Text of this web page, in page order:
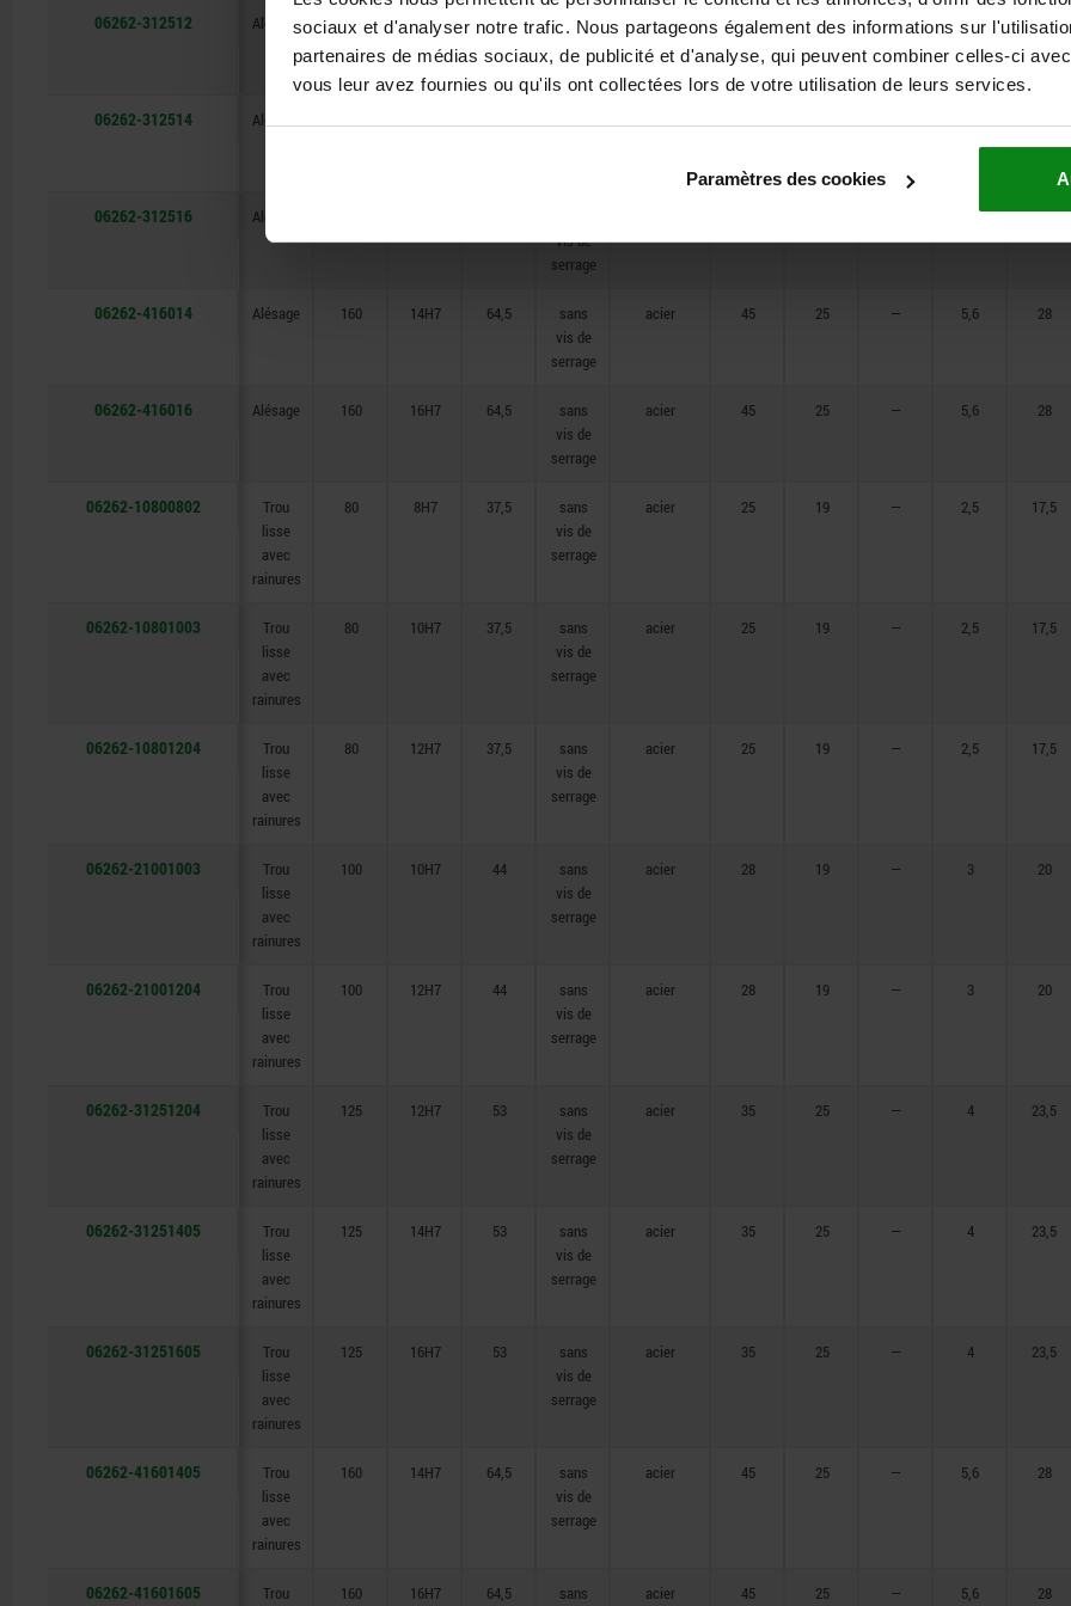
sociaux et d'analyser notre trafic. Nous partageons également des informations sur
partenaires de médias sociaux, de publicité et d'analyse, qui peuvent combiner celles-ci
vous leur avez fournies ou qu'ils ont collectées lors de votre utilisation de leurs services.
Paramètres des cookies
06262-312512 Alésage 125 12H7 53
sans
vis de
serrage
acier 35 25 — 4 23,5
06262-312514 Alésage
06262-312516 Alésage
vis de
serrage
23,5
06262-416014 Alésage 160 14H7 64,5
sans
vis de
serrage
acier 45 25 — 5,6 28
06262-416016 Alésage 160 16H7 64,5
sans
vis de
serrage
acier 45 25 — 5,6 28
06262-10800802
Trou
lisse
avec
rainures
80 8H7 37,5
sans
vis de
serrage
acier 25 19 — 2,5 17,5
06262-10801003
Trou
lisse
avec
rainures
80 10H7 37,5
sans
vis de
serrage
acier 25 19 — 2,5 17,5
06262-10801204
Trou
lisse
avec
rainures
80 12H7 37,5
sans
vis de
serrage
acier 25 19 — 2,5 17,5
06262-21001003
Trou
lisse
avec
rainures
100 10H7 44
sans
vis de
serrage
acier 28 19 — 3 20
06262-21001204
Trou
lisse
avec
rainures
100 12H7 44
sans
vis de
serrage
acier 28 19 — 3 20
06262-31251204
Trou
lisse
avec
rainures
125 12H7 53
sans
vis de
serrage
acier 35 25 — 4 23,5
06262-31251405
Trou
lisse
avec
rainures
125 14H7 53
sans
vis de
serrage
acier 35 25 — 4 23,5
06262-31251605
Trou
lisse
avec
rainures
125 16H7 53
sans
vis de
serrage
acier 35 25 — 4 23,5
06262-41601405
Trou
lisse
avec
rainures
160 14H7 64,5
sans
vis de
serrage
acier 45 25 — 5,6 28
06262-41601605 Trou 160 16H7 64,5 sans acier 45 25 — 5,6 28